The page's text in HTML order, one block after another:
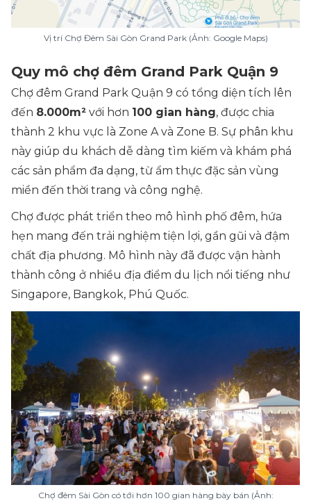
Vị trí Chợ Đêm Sài Gòn Grand Park (Ảnh: Google Maps)
Quy mô chợ đêm Grand Park Quận 9
Chợ đêm Grand Park Quận 9 có tổng diện tích lên
đến 8.000m² với hơn 100 gian hàng, được chia
thành 2 khu vực là Zone A và Zone B. Sự phân khu
này giúp du khách dễ dàng tìm kiếm và khám phá
các sản phẩm đa dạng, từ ẩm thực đặc sản vùng
miền đến thời trang và công nghệ.
Chợ được phát triển theo mô hình phố đêm, hứa
hẹn mang đến trải nghiệm tiện lợi, gần gũi và đậm
chất địa phương. Mô hình này đã được vận hành
thành công ở nhiều địa điểm du lịch nổi tiếng như
Singapore, Bangkok, Phú Quốc.
Chợ đêm Sài Gòn có tới hơn 100 gian hàng bày bán (Ảnh: